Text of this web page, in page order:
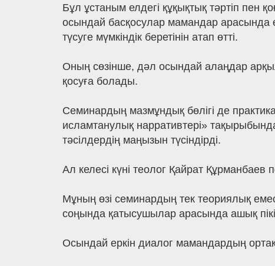
Бұл ұстаным елдегі құқықтық тәртіп пен
осындай басқосулар мамандар арасында
түсуге мүмкіндік беретінін атап өтті.
Оның сөзінше, дәл осындай алаңдар
қосуға болады.
Семинардың мазмұндық бөлігі де
исламтанулық нарративтері»
тәсілдердің маңызын түсіндірді.
Ал келесі күні теолог Қайрат
Мұның өзі семинардың тек теориялық
соңында қатысушылар арасында ашық
Осындай еркін диалог мамандардың